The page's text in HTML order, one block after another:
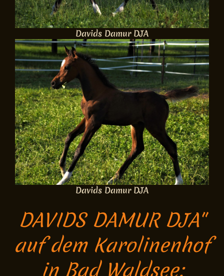
Davids Damur DJA
Davids Damur DJA
DAVIDS DAMUR DJA"
auf dem Karolinenhof
in Bad Waldsee: